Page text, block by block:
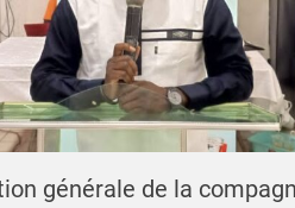
générale de la